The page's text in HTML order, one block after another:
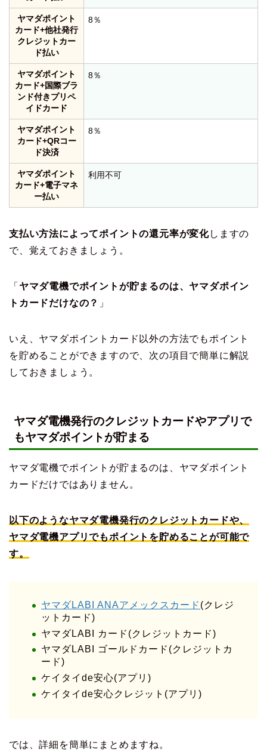
ヤマダポイント
カード+他社発行
クレジットカー
ド払い
8％
ヤマダポイント
カード+国際ブラ
ンド付きプリペ
イドカード
8％
ヤマダポイント
カード+QRコー
ド決済
8％
ヤマダポイント
カード+電子マネ
ー払い
利用不可
支払い方法によってポイントの還元率が変化しますの
で、覚えておきましょう。
「 ヤマダ電機でポイントが貯まるのは、ヤマダポイン
トカードだけなの？ 」
いえ、ヤマダポイントカード以外の方法でもポイント
を貯めることができますので、次の項目で簡単に解説
しておきましょう。
ヤマダ電機発行のクレジットカードやアプリで
もヤマダポイントが貯まる
ヤマダ電機でポイントが貯まるのは、ヤマダポイント
カードだけではありません。
以下のようなヤマダ電機発行のクレジットカードや、
ヤマダ電機アプリでもポイントを貯めることが可能で
す。
ヤマダLABI ANAアメックスカード (クレジ
ットカード)
ヤマダLABI カード(クレジットカード)
ヤマダLABI ゴールドカード(クレジットカ
ード)
ケイタイde安心(アプリ)
ケイタイde安心クレジット(アプリ)
では、詳細を簡単にまとめますね。